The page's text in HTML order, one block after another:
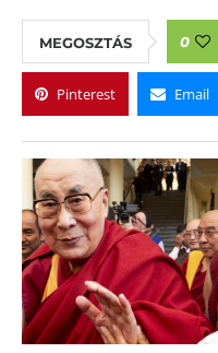
MEGOSZTÁS 0
Pinterest Email